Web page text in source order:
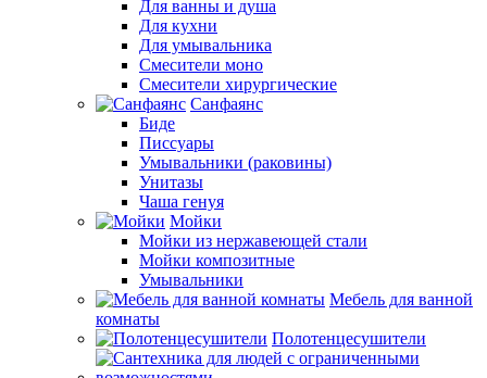
Для ванны и душа
Для кухни
Для умывальника
Смесители моно
Смесители хирургические
Санфаянс
Биде
Писсуары
Умывальники (раковины)
Унитазы
Чаша генуя
Мойки
Мойки из нержавеющей стали
Мойки композитные
Умывальники
Мебель для ванной
комнаты
Полотенцесушители